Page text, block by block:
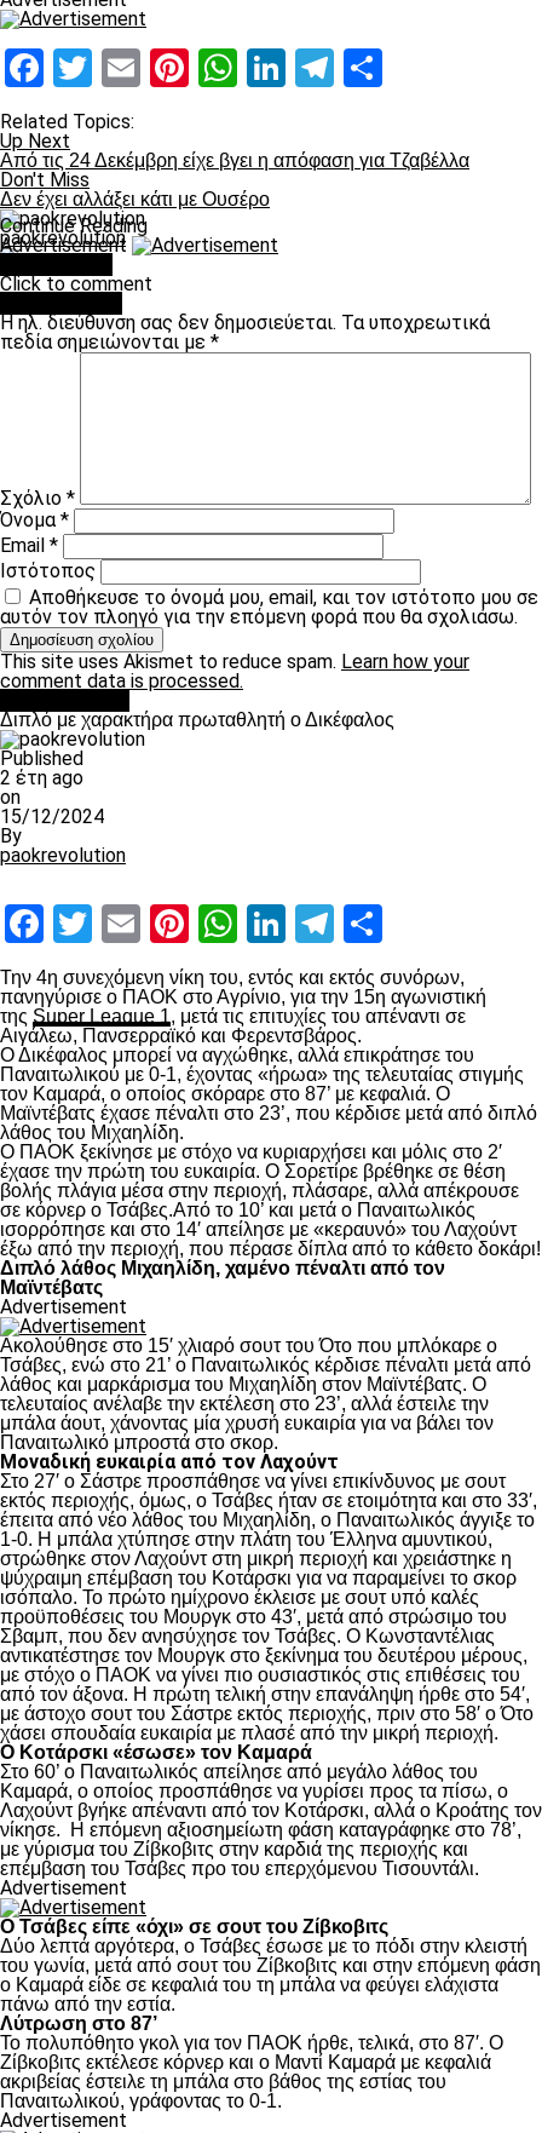
Facebook
Twitter
EmailPinterest
WhatsApp
LinkedIn
Telegram
Related Topics:
Up Next
Από τις 24 Δεκέμβρη είχε βγει η απόφαση για Τζαβέλλα
Don't Miss
Δεν έχει αλλάξει κάτι με Ουσέρο
paokrevolution
Continue Reading
Advertisement
Click to comment
Η ηλ. διεύθυνση σας δεν δημοσιεύεται. Τα υποχρεωτικά
πεδία σημειώνονται με *
Σχόλιο *
Όνομα*
Email *
Ιστότοπος
Αποθήκευσε το όνομά μου, email, και τον ιστότοπο μου σε
αυτόν τον πλοηγό για την επόμενη φορά που θα σχολιάσω.
This site uses Akismet to reduce spam. Learn how your
comment data is processed.
Διπλό με χαρακτήρα πρωταθλητή ο Δικέφαλος
Published
2 έτη ago
on
15/12/2024
By
paokrevolution
Facebook
Twitter
EmailPinterest
WhatsApp
LinkedIn
Telegram
Την 4η συνεχόμενη νίκη του, εντός και εκτός συνόρων,
πανηγύρισε ο ΠΑΟΚ στο Αγρίνιο, για την 15η αγωνιστική
της Super League 1, μετά τις επιτυχίες του απέναντι σε
Αιγάλεω, Πανσερραϊκό και Φερεντσβάρος.
Ο Δικέφαλος μπορεί να αγχώθηκε, αλλά επικράτησε του
Παναιτωλικού με 0-1, έχοντας «ήρωα» της τελευταίας στιγμής
τον Καμαρά, ο οποίος σκόραρε στο 87’ με κεφαλιά. Ο
Μαϊντέβατς έχασε πέναλτι στο 23’, που κέρδισε μετά από διπλό
λάθος του Μιχαηλίδη.
Ο ΠΑΟΚ ξεκίνησε με στόχο να κυριαρχήσει και μόλις στο 2′
έχασε την πρώτη του ευκαιρία. Ο Σορετίρε βρέθηκε σε θέση
βολής πλάγια μέσα στην περιοχή, πλάσαρε, αλλά απέκρουσε
σε κόρνερ ο Τσάβες.Από το 10’ και μετά ο Παναιτωλικός
ισορρόπησε και στο 14′ απείλησε με «κεραυνό» του Λαχούντ
έξω από την περιοχή, που πέρασε δίπλα από το κάθετο δοκάρι!
Διπλό λάθος Μιχαηλίδη, χαμένο πέναλτι από τον
Μαϊντέβατς
Advertisement
Ακολούθησε στο 15′ χλιαρό σουτ του Ότο που μπλόκαρε ο
Τσάβες, ενώ στο 21’ ο Παναιτωλικός κέρδισε πέναλτι μετά από
λάθος και μαρκάρισμα του Μιχαηλίδη στον Μαϊντέβατς. Ο
τελευταίος ανέλαβε την εκτέλεση στο 23’, αλλά έστειλε την
μπάλα άουτ, χάνοντας μία χρυσή ευκαιρία για να βάλει τον
Παναιτωλικό μπροστά στο σκορ.
Μοναδική ευκαιρία από τον Λαχούντ
Στο 27′ ο Σάστρε προσπάθησε να γίνει επικίνδυνος με σουτ
εκτός περιοχής, όμως, ο Τσάβες ήταν σε ετοιμότητα και στο 33′,
έπειτα από νέο λάθος του Μιχαηλίδη, ο Παναιτωλικός άγγιξε το
1-0. Η μπάλα χτύπησε στην πλάτη του Έλληνα αμυντικού,
στρώθηκε στον Λαχούντ στη μικρή περιοχή και χρειάστηκε η
ψύχραιμη επέμβαση του Κοτάρσκι για να παραμείνει το σκορ
ισόπαλο. Το πρώτο ημίχρονο έκλεισε με σουτ υπό καλές
προϋποθέσεις του Μουργκ στο 43′, μετά από στρώσιμο του
Σβαμπ, που δεν ανησύχησε τον Τσάβες. Ο Κωνσταντέλιας
αντικατέστησε τον Μουργκ στο ξεκίνημα του δευτέρου μέρους,
με στόχο ο ΠΑΟΚ να γίνει πιο ουσιαστικός στις επιθέσεις του
από τον άξονα. Η πρώτη τελική στην επανάληψη ήρθε στο 54′,
με άστοχο σουτ του Σάστρε εκτός περιοχής, πριν στο 58′ ο Ότο
χάσει σπουδαία ευκαιρία με πλασέ από την μικρή περιοχή.
Ο Κοτάρσκι «έσωσε» τον Καμαρά
Στο 60’ ο Παναιτωλικός απείλησε από μεγάλο λάθος του
Καμαρά, ο οποίος προσπάθησε να γυρίσει προς τα πίσω, ο
Λαχούντ βγήκε απέναντι από τον Κοτάρσκι, αλλά ο Κροάτης τον
νίκησε. Η επόμενη αξιοσημείωτη φάση καταγράφηκε στο 78’,
με γύρισμα του Ζίβκοβιτς στην καρδιά της περιοχής και
επέμβαση του Τσάβες προ του επερχόμενου Τισουντάλι.
Advertisement
Ο Τσάβες είπε «όχι» σε σουτ του Ζίβκοβιτς
Δύο λεπτά αργότερα, ο Τσάβες έσωσε με το πόδι στην κλειστή
του γωνία, μετά από σουτ του Ζίβκοβιτς και στην επόμενη φάση
ο Καμαρά είδε σε κεφαλιά του τη μπάλα να φεύγει ελάχιστα
πάνω από την εστία.
Λύτρωση στο 87’
Το πολυπόθητο γκολ για τον ΠΑΟΚ ήρθε, τελικά, στο 87′. Ο
Ζίβκοβιτς εκτέλεσε κόρνερ και ο Μαντί Καμαρά με κεφαλιά
ακριβείας έστειλε τη μπάλα στο βάθος της εστίας του
Παναιτωλικού, γράφοντας το 0-1.
Advertisement